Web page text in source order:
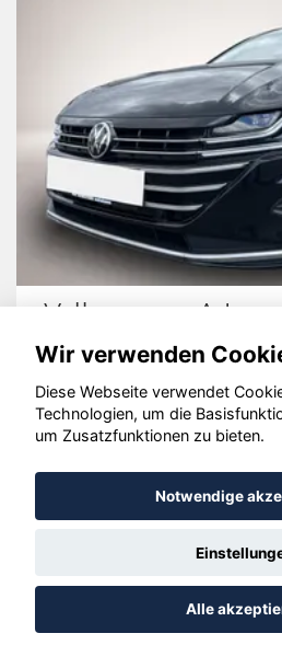
Volkswagen Arteon
© konjunkturmotor.de
Wir verwenden
Diese Webseite verwendet
Technologien, um die
um Zusatzfunktionen zu bieten.
Notwendige
Alle